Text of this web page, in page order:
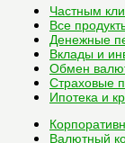
Частным
Все
Денежные
Вклады и
Обмен
Страховые
Ипотека и
Валютный